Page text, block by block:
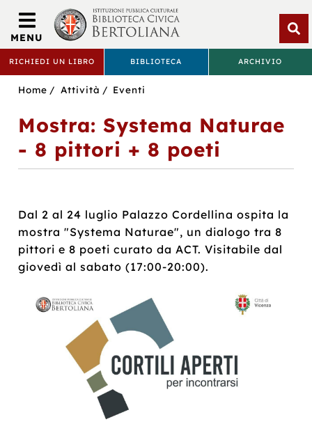
BIBLIOTECA
BERTOLIANA
RICHIEDI UN LIBRO BIBLIOTECA ARCHIVIO
MENU
Bertoliana
Sei
Home Attività Eventi
Mostra: Systema Naturae
- 8 pittori + 8 poeti
Dal 2 al 24 luglio Palazzo Cordellina ospita la
mostra "Systema Naturae", un dialogo tra 8
pittori e 8 poeti curato da ACT. Visitabile dal
giovedì al sabato (17:00-20:00).